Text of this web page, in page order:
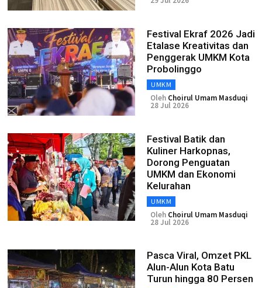
Festival Ekraf 2026 Jadi
Etalase Kreativitas dan
Penggerak UMKM Kota
Probolinggo
UMKM
Oleh Choirul Umam Masduqi
28 Jul 2026
Festival Batik dan
Kuliner Harkopnas,
Dorong Penguatan
UMKM dan Ekonomi
Kelurahan
UMKM
Oleh Choirul Umam Masduqi
28 Jul 2026
Pasca Viral, Omzet PKL
Alun-Alun Kota Batu
Turun hingga 80 Persen